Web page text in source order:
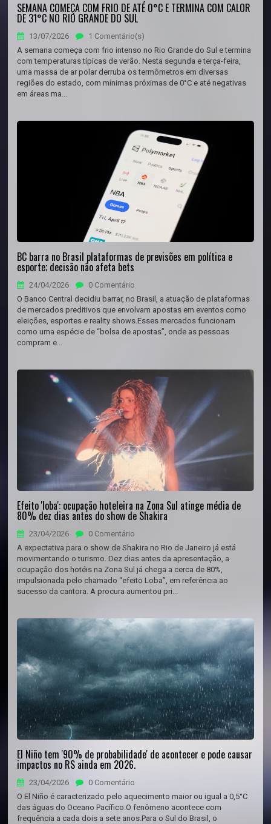
SEMANA COMEÇA COM FRIO DE ATÉ 0°C E TERMINA COM CALOR
DE 31°C NO RIO GRANDE DO SUL
13/07/2026
1 Comentário(s)
A semana começa com frio intenso no Rio Grande do Sul e termina
com temperaturas típicas de verão. Nesta segunda e terça-feira,
uma massa de ar polar derruba os termômetros em diversas
regiões do estado, com mínimas próximas de 0°C e até negativas
em áreas ma...
BC barra no Brasil plataformas de previsões em política e
esporte; decisão não afeta bets
24/04/2026
0 Comentário
O Banco Central decidiu barrar, no Brasil, a atuação de plataformas
de mercados preditivos que envolvam apostas em eventos como
eleições, esportes e reality shows.Esses mercados funcionam
como uma espécie de “bolsa de apostas”, onde as pessoas
compram e...
Efeito 'loba': ocupação hoteleira na Zona Sul atinge média de
80% dez dias antes do show de Shakira
23/04/2026
0 Comentário
A expectativa para o show de Shakira no Rio de Janeiro já está
movimentando o turismo. Dez dias antes da apresentação, a
ocupação dos hotéis na Zona Sul já chega a cerca de 80%,
impulsionada pelo chamado “efeito Loba”, em referência ao
sucesso da cantora. A procura aumentou pri...
El Niño tem '90% de probabilidade' de acontecer e pode causar
impactos no RS ainda em 2026.
23/04/2026
0 Comentário
O El Niño é caracterizado pelo aquecimento maior ou igual a 0,5°C
das águas do Oceano Pacífico.O fenômeno acontece com
frequência a cada dois a sete anos.Para o Sul do Brasil, o